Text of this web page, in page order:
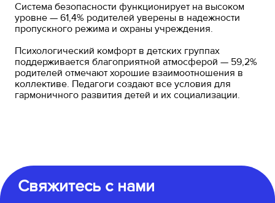
Система безопасности функционирует на высоком
уровне — 61,4% родителей уверены в надежности
пропускного режима и охраны учреждения.
Психологический комфорт в детских группах
поддерживается благоприятной атмосферой — 59,2%
родителей отмечают хорошие взаимоотношения в
коллективе. Педагоги создают все условия для
гармоничного развития детей и их социализации.
Свяжитесь с нами